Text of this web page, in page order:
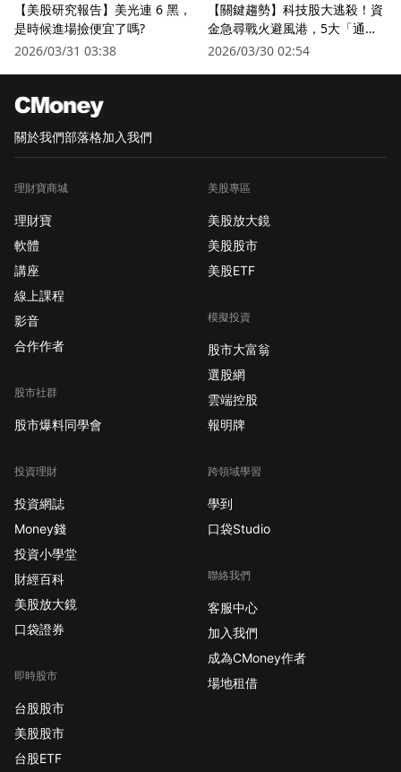
【美股研究報告】美光連 6 黑，
是時候進場撿便宜了嗎?
2026/03/31 03:38
【關鍵趨勢】科技股大逃殺！資
金急尋戰火避風港，5大「通訊
衛星股」逆勢狂飆
2026/03/30 02:54
關於我們部落格加入我們
理財寶商城
理財寶
軟體
講座
線上課程
影音
合作作者
股市社群
股市爆料同學會
投資理財
投資網誌
Money錢
投資小學堂
財經百科
美股放大鏡
口袋證券
即時股市
台股股市
美股股市
台股ETF
美股專區
美股放大鏡
美股股市
美股ETF
模擬投資
股市大富翁
選股網
雲端控股
報明牌
跨領域學習
學到
口袋Studio
聯絡我們
客服中心
加入我們
成為CMoney作者
場地租借